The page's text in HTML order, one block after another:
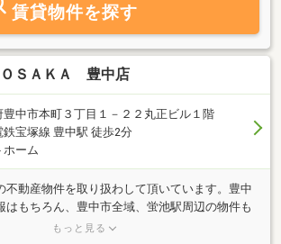
賃貸物件を探す
ＯＳＡＫＡ 豊中店
豊中市本町３丁目１－２２丸正ビル１階
鉄宝塚線 豊中駅 徒歩2分
ホーム
不動産物件を取り扱わして頂いています。豊中
はもちろん、豊中市全域、蛍池駅周辺の物件も
ます。豊中駅周辺の不動産会社をお探しの際は
もっと見る